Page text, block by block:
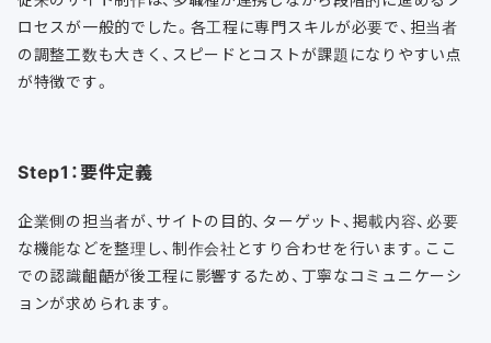
ロセスが一般的でした。各工程に専門スキルが必要で、担当者
の調整工数も大きく、スピードとコストが課題になりやすい点
が特徴です。
Step1：要件定義
企業側の担当者が、サイトの目的、ターゲット、掲載内容、必要
な機能などを整理し、制作会社とすり合わせを行います。ここ
での認識齟齬が後工程に影響するため、丁寧なコミュニケーシ
ョンが求められます。